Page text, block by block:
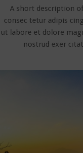
A short description
consec tetur adipis
ut labore et dolore
nostrud exer